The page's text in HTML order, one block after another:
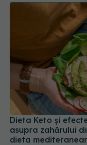
Dieta Keto și
asupra zahărului
dieta